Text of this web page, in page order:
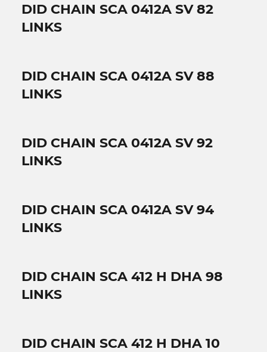
DID CHAIN SCA 0412A SV 82
LINKS
DID CHAIN SCA 0412A SV 88
LINKS
DID CHAIN SCA 0412A SV 92
LINKS
DID CHAIN SCA 0412A SV 94
LINKS
DID CHAIN SCA 412 H DHA 98
LINKS
DID CHAIN SCA 412 H DHA 10